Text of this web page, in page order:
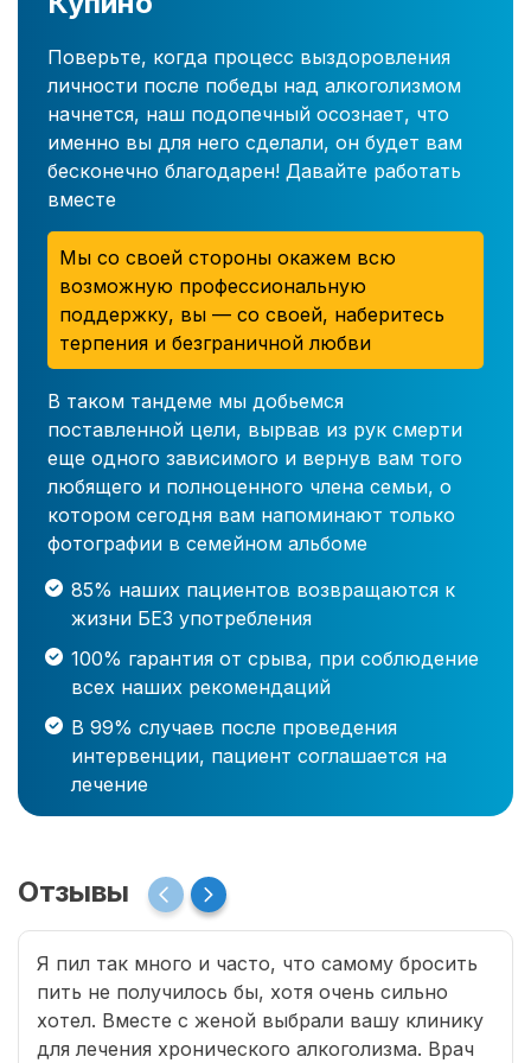
Поверьте, когда процесс выздоровления
личности после победы над алкоголизмом
начнется, наш подопечный осознает, что
именно вы для него сделали, он будет вам
бесконечно благодарен! Давайте работать
вместе
Мы со своей стороны окажем всю
возможную профессиональную
поддержку, вы — со своей, наберитесь
терпения и безграничной любви
В таком тандеме мы добьемся
поставленной цели, вырвав из рук смерти
еще одного зависимого и вернув вам того
любящего и полноценного члена семьи, о
котором сегодня вам напоминают только
фотографии в семейном альбоме
85% наших пациентов возвращаются к
жизни БЕЗ употребления
100% гарантия от срыва, при соблюдение
всех наших рекомендаций
В 99% случаев после проведения
интервенции, пациент соглашается на
лечение
Отзывы
Я пил так много и часто, что самому бросить
пить не получилось бы, хотя очень сильно
хотел. Вместе с женой выбрали вашу клинику
для лечения хронического алкоголизма. Врач